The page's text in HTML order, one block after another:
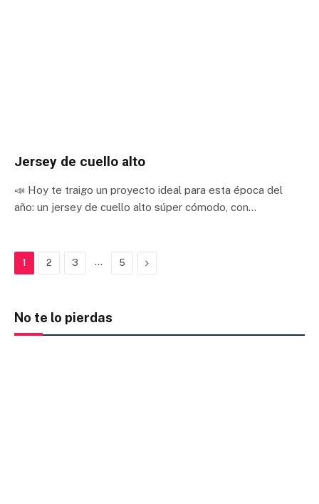
Jersey de cuello alto
📣 Hoy te traigo un proyecto ideal para esta época del
año: un jersey de cuello alto súper cómodo, con…
1 2 3 … 5 Next
No te lo pierdas